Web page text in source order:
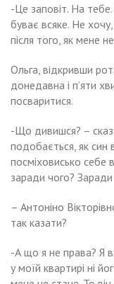
-Це заповіт. На
буває всяке. Не
після того, як мене
Ольга, відкривши
донедавна і п’яти
посваритися.
-Що дивишся? –
подобається, як син
посміховисько себе
заради чого? Заради
– Антоніно
так казати?
-А що я не права? Я
у моїй квартирі ні